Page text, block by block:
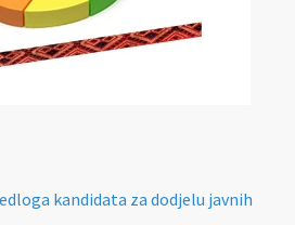
kandidata za dodjelu javnih